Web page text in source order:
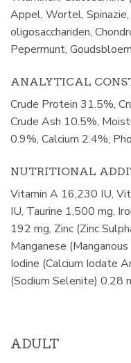
Appel, Wortel,
oligosacchariden,
Pepermunt,
ANALYTICAL
Crude Protein 31.5%,
Crude Ash 10.5%,
0.9%, Calcium 2.4%,
NUTRITIONAL
Vitamin A 16,230 IU,
IU, Taurine 1,500 mg,
192 mg, Zinc (Zinc
Manganese
Iodine (Calcium Iodate
(Sodium Selenite) 0.28
ADULT